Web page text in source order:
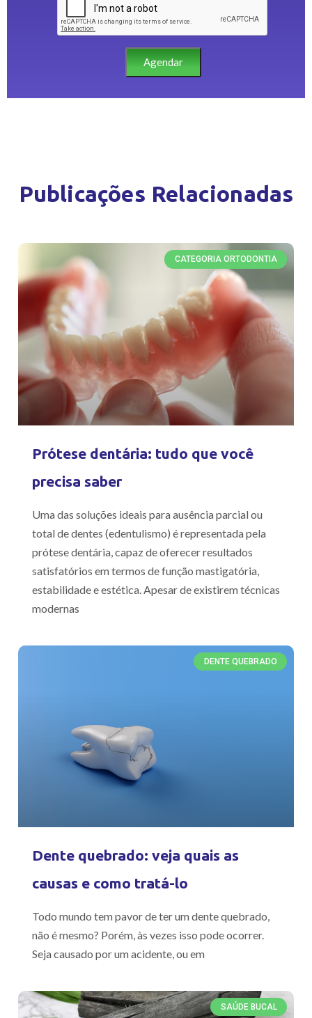
Agendar
Publicações Relacionadas
CATEGORIA ORTODONTIA
Prótese dentária: tudo que você
precisa saber
Uma das soluções ideais para ausência parcial ou
total de dentes (edentulismo) é representada pela
prótese dentária, capaz de oferecer resultados
satisfatórios em termos de função mastigatória,
estabilidade e estética. Apesar de existirem técnicas
modernas
DENTE QUEBRADO
Dente quebrado: veja quais as
causas e como tratá-lo
Todo mundo tem pavor de ter um dente quebrado,
não é mesmo? Porém, às vezes isso pode ocorrer.
Seja causado por um acidente, ou em
SAÚDE BUCAL